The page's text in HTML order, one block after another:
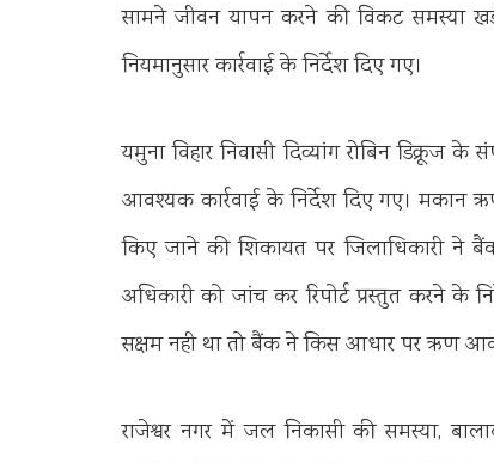
सामने जीवन यापन करने की विकट समस्या
नियमानुसार कार्रवाई के निर्देश दिए गए।
यमुना विहार निवासी दिव्यांग रोबिन डिक्रूज
आवश्यक कार्रवाई के निर्देश दिए गए। मकान
किए जाने की शिकायत पर जिलाधिकारी ने
अधिकारी को जांच कर रिपोर्ट प्रस्तुत करने
सक्षम नही था तो बैंक ने किस आधार पर ऋण
राजेश्वर नगर में जल निकासी की समस्या,